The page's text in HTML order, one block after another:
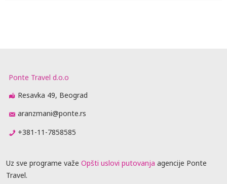
Ponte Travel d.o.o
Resavka 49, Beograd
aranzmani@ponte.rs
+381-11-7858585
Uz sve programe važe Opšti uslovi putovanja agencije Ponte
Travel.